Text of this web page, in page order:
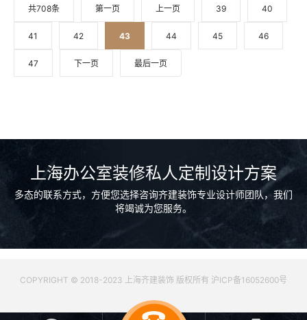
共708条 第一页 上一页 39 40
41 42 43 44 45 46
47 下一页 最后一页
上海办公室装修私人定制设计方案
多态的联系方式，方便您选择咨询齐建装饰专业设计师团队，我们
将竭诚为您服务。
COPYRIGHT © 2018-2023 上海齐建装饰 版权所有 沪ICP备16052600号